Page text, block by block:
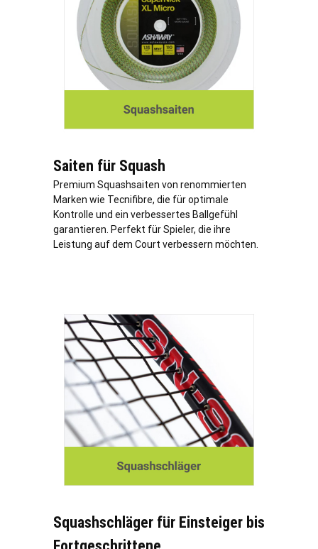
Saiten für Squash
Premium Squashsaiten von renommierten
Marken wie Tecnifibre, die für optimale
Kontrolle und ein verbessertes Ballgefühl
garantieren. Perfekt für Spieler, die ihre
Leistung auf dem Court verbessern möchten.
Squashschläger für Einsteiger bis